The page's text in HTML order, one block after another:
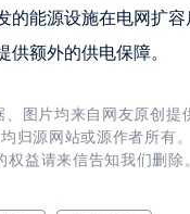
的能源设施在电网扩
供额外的供电保障。
、图片均来自网友原创提
归源网站或源作者所有。
权益请来信告知我们删除